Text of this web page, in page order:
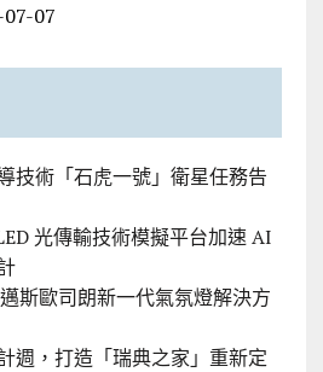
07
技術「石虎一號」衛星任務告
光傳輸技術模擬平台加速 AI
斯歐司朗新一代氣氛燈解決方
週，打造「瑞典之家」重新定